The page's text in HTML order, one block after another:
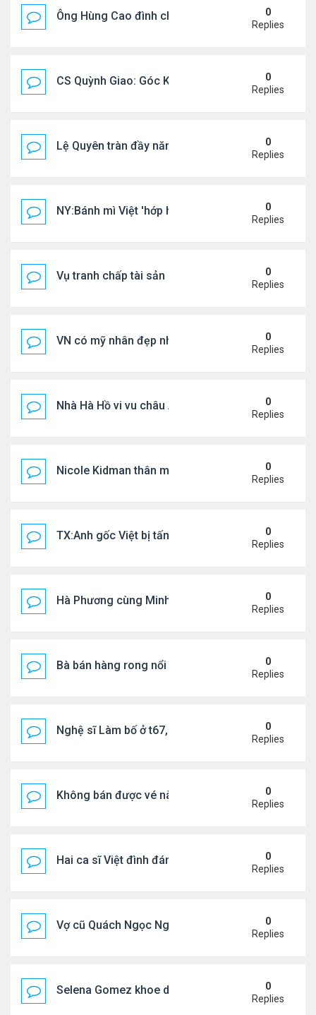
Ông Hùng Cao đình chỉ công tác quan chức 'nói
0
Replies
CS Quỳnh Giao: Góc Khuất Của Căn Bệnh Đoạt
0
Replies
Lệ Quyên tràn đầy năng lượng tại Mỹ
0
Replies
NY:Bánh mì Việt 'hớp hồn' thực khách Mỹ
0
Replies
Vụ tranh chấp tài sản của dv Đức Tiến
0
Replies
VN có mỹ nhân đẹp như búp bê bỏ showbiz lấy
0
Replies
Nhà Hà Hồ vi vu châu Âu
0
Replies
Nicole Kidman thân mật bên bf doanh nhân
0
Replies
TX:Anh gốc Việt bị tấn công dã man, khó qua khỏi
0
Replies
Hà Phương cùng Minh Tuyết đi sự kiện
0
Replies
Bà bán hàng rong nổi tiếng bị tịch thu quang gánh
0
Replies
Nghệ sĩ Làm bố ở t67, mê dưỡng da chẳng kém
0
Replies
Không bán được vé nào, 1 phim Việt rời rạp
0
Replies
Hai ca sĩ Việt đình đám không phải vợ chồng vẫn
0
Replies
Vợ cũ Quách Ngọc Ngoan: "Tôi sắp 50, liệu có
0
Replies
Selena Gomez khoe dáng mừng sinh nhật
0
Replies